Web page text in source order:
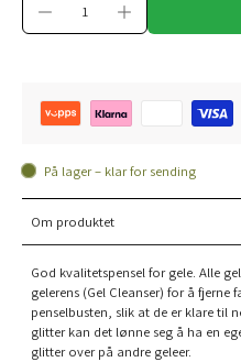
På lager – klar for sending
Om produktet
God kvalitetspensel for gele. Alle
gelerens (Gel Cleanser) for å fjerne
penselbusten, slik at de er klare til
glitter kan det lønne seg å ha en
glitter over på andre geleer.